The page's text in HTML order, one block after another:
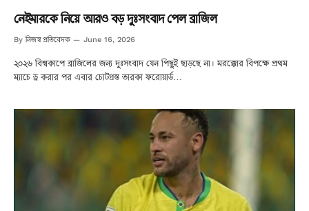
নেইমারকে নিয়ে আরও বড় দুঃসংবাদ পেল ব্রাজিল
By নিজস্ব প্রতিবেদক June 16, 2026
২০২৬ বিশ্বকাপে ব্রাজিলের জন্য দুঃসংবাদ যেন পিছুই ছাড়ছে না। মরক্কোর বিপক্ষে প্রথম
ম্যাচে ড্র করার পর এবার চোটগ্রস্ত তারকা ফরোয়ার্ড…